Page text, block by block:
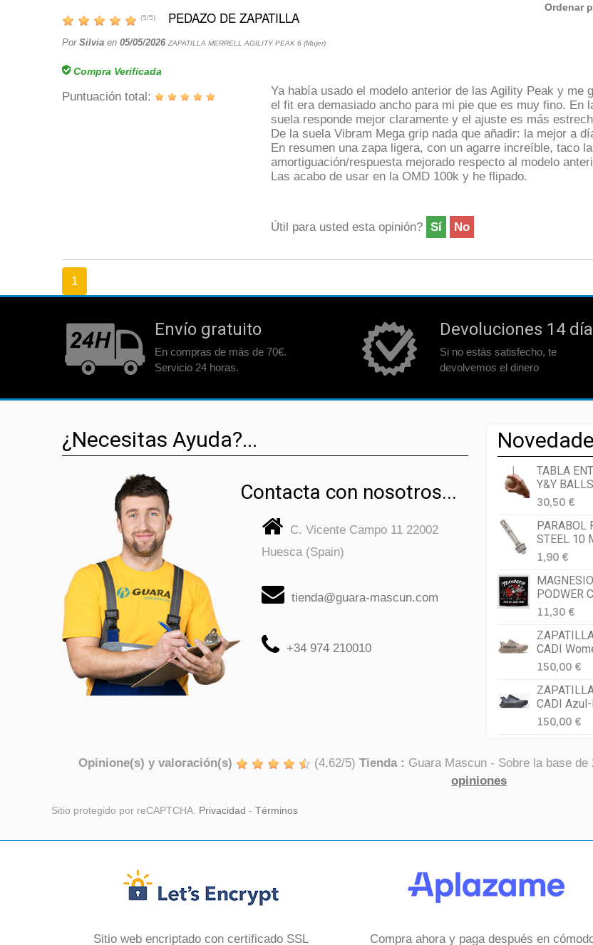
Ordenar
(5/5) PEDAZO DE ZAPATILLA
Por Silvia en 05/05/2026 ZAPATILLA MERRELL AGILITY PEAK 6 (Mujer)
Compra Verificada
Puntuación total:
Ya había usado el modelo anterior de las Agility Peak y me
el fit era demasiado ancho para mi pie que es muy fino.
suela responde mejor claramente y el ajuste es más
De la suela Vibram Mega grip nada que añadir: la mejor a
En resumen una zapa ligera, con un agarre increíble, taco
amortiguación/respuesta mejorado respecto al modelo
Las acabo de usar en la OMD 100k y he flipado.
Útil para usted esta opinión? Sí No
1
Envío gratuito
En compras de más de 70€.
Servicio 24 horas.
Devoluciones 14
Si no estás satisfecho, te
devolvemos el dinero
¿Necesitas Ayuda?...
Contacta con nosotros...
C. Vicente Campo 11 22002
Huesca (Spain)
tienda@guara-mascun.com
+34 974 210010
TABLA
Y&Y
30,50 €
PARABOL
STEEL 10
1,90 €
PODWER
11,30 €
CADI
150,00 €
CADI
150,00 €
Opinione(s) y valoración(s) (4,62/5) Tienda : Guara Mascun- Sobre la base de
opiniones
Sitio protegido por reCAPTCHA. Privacidad - Términos
Sitio web encriptado con certificado SSL Compra ahora y paga después en